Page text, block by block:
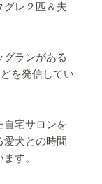
グレ２匹＆夫
グランがある
を発信してい
自宅サロンを
愛犬との時間
す。